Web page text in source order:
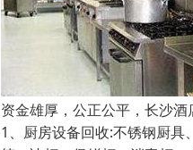
资金雄厚，公正公平，长沙酒
1、厨房设备回收:不锈钢厨